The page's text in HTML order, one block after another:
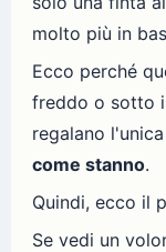
molto più in
Ecco perché
freddo o sotto
regalano
come stanno.
Quindi, ecco il
Se vedi un